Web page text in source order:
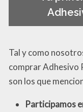
Tal y como
comprar Adhesivo
son los que
Participamos